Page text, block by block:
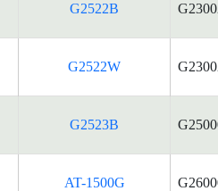
G2522B
G2522W
G2523B
AT-1500G